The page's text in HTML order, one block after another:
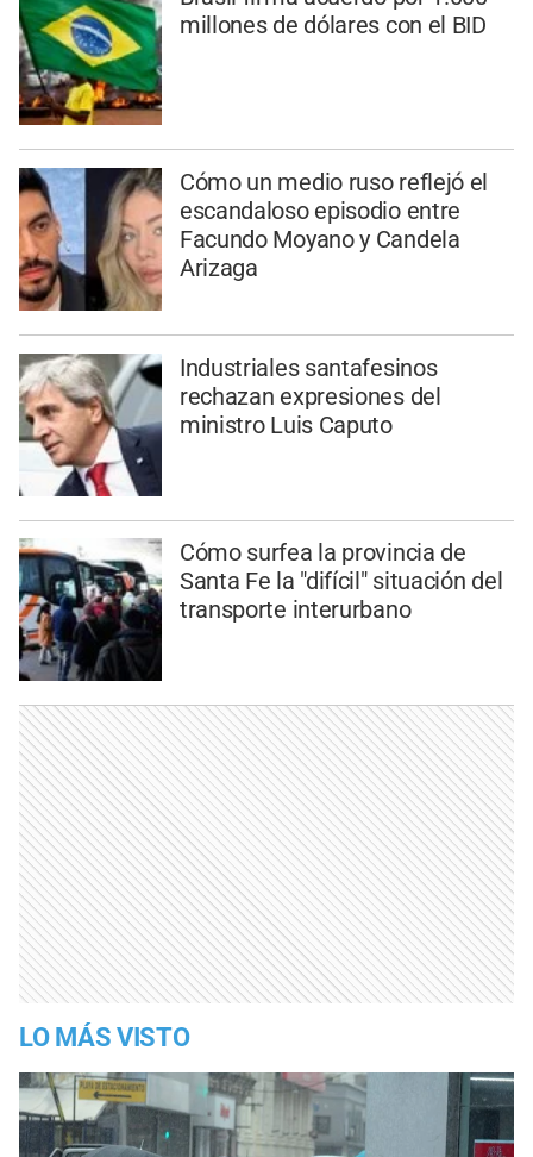
millones de dólares con el BID
Cómo un medio ruso reflejó el
escandaloso episodio entre
Facundo Moyano y Candela
Arizaga
Industriales santafesinos
rechazan expresiones del
ministro Luis Caputo
Cómo surfea la provincia de
Santa Fe la "difícil" situación del
transporte interurbano
LO MÁS VISTO